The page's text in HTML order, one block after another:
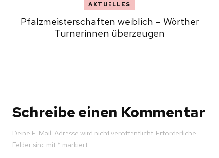
AKTUELLES
Pfalzmeisterschaften weiblich – Wörther
Turnerinnen überzeugen
Schreibe einen Kommentar
Deine E-Mail-Adresse wird nicht veröffentlicht. Erforderliche
Felder sind mit * markiert